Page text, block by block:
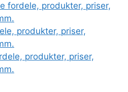
fordele, produkter, priser,
produkter, priser,
produkter, priser,